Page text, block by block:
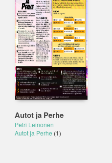
Autot ja Perhe
Petri Leinonen
Autot ja Perhe (1)